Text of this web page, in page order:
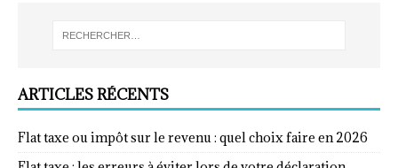
ARTICLES RÉCENTS
Flat taxe ou impôt sur le revenu : quel choix faire en 2026